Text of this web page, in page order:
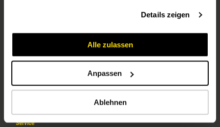
Details zeigen
Alle zulassen
Anpassen
Ablehnen
Unternehmen
Karriere
Service